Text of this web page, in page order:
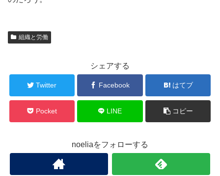
組織と労働
シェアする
Twitter Facebook はてブ
Pocket LINE コピー
noeliaをフォローする